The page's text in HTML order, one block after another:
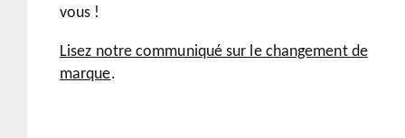
vous !
Lisez notre communiqué sur le changement de
marque.